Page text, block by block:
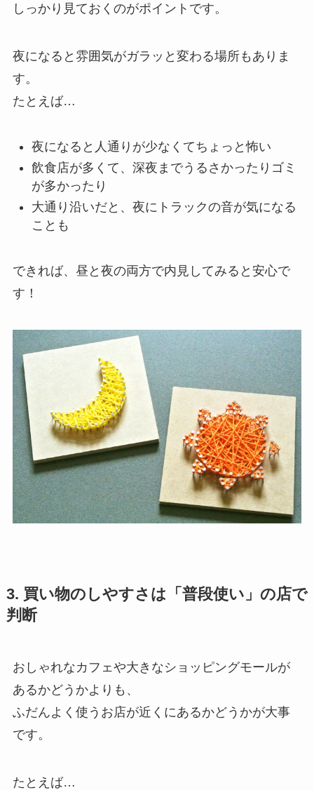
しっかり見ておくのがポイントです。
夜になると雰囲気がガラッと変わる場所もありま
す。
たとえば…
夜になると人通りが少なくてちょっと怖い
飲食店が多くて、深夜までうるさかったりゴミ
が多かったり
大通り沿いだと、夜にトラックの音が気になる
ことも
できれば、昼と夜の両方で内見してみると安心で
す！
3. 買い物のしやすさは「普段使い」の店で
判断
おしゃれなカフェや大きなショッピングモールが
あるかどうかよりも、
ふだんよく使うお店が近くにあるかどうかが大事
です。
たとえば…